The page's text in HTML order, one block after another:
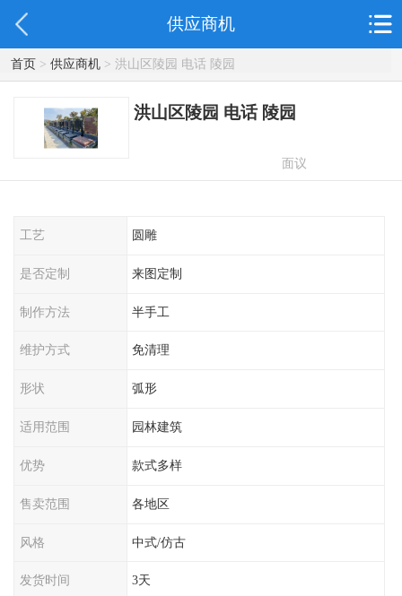
供应商机
首页> 供应商机> 洪山区陵园 电话 陵园
洪山区陵园 电话 陵园
面议
工艺 圆雕
是否定制 来图定制
制作方法 半手工
维护方式 免清理
形状 弧形
适用范围 园林建筑
优势 款式多样
售卖范围 各地区
风格 中式/仿古
发货时间 3天